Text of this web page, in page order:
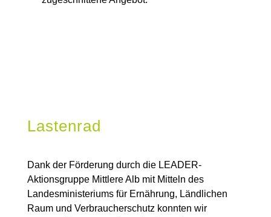
Lastenrad
Dank der Förderung durch die LEADER-
Aktionsgruppe Mittlere Alb mit Mitteln des
Landesministeriums für Ernährung, Ländlichen
Raum und Verbraucherschutz konnten wir